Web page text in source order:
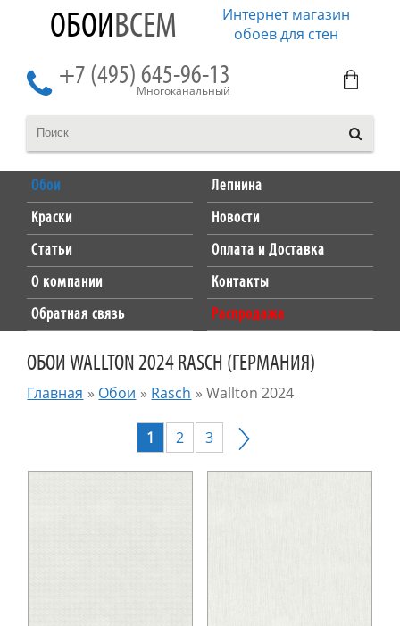
ОБОИВСЕМ
Интернет магазин
обоев для стен
+7 (495) 645-96-13
Многоканальный
Обои
Лепнина
Краски
Новости
Статьи
Оплата и Доставка
О компании
Контакты
Обратная связь
Распродажа
ОБОИ WALLTON 2024 RASCH (ГЕРМАНИЯ)
Главная » Обои » Rasch »Wallton 2024
1 2 3